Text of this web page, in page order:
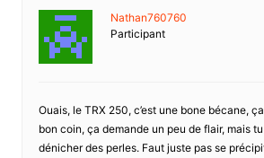
Nathan760760
Participant
Ouais, le TRX 250, c’est une bone bécane,
bon coin, ça demande un peu de flair, mais
dénicher des perles. Faut juste pas se